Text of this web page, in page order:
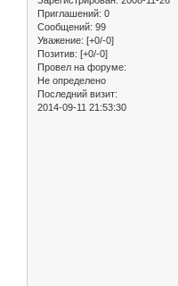
Приглашений: 0
Сообщений: 99
Уважение: [+0/-0]
Позитив: [+0/-0]
Провел на форуме:
Не определено
Последний визит:
2014-09-11 21:53:30